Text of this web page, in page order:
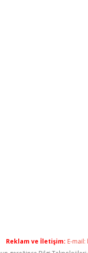
Reklam ve İletişim: E-mail: